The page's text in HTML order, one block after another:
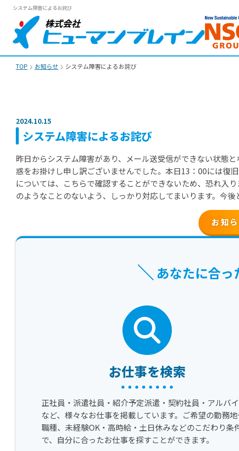
システム障害によるお詫び
TOP お知らせ システム障害によるお詫び
2024.10.15
システム障害によるお詫び
昨日からシステム障害があり、メール送受信ができない状態
惑をお掛けし申し訳ございませんでした。本日13：00には復
については、こちらで確認することができないため、恐れ入
のようなことのないよう、しっかり対応してまいります。今後
お知
あなたに合っ
お仕事を検索
正社員・派遣社員・紹介予定派遣・契約社員・アルバ
など、様々なお仕事を掲載しています。ご希望の勤務地
職種、未経験OK・高時給・土日休みなどのこだわり条
で、自分に合ったお仕事を探すことができます。